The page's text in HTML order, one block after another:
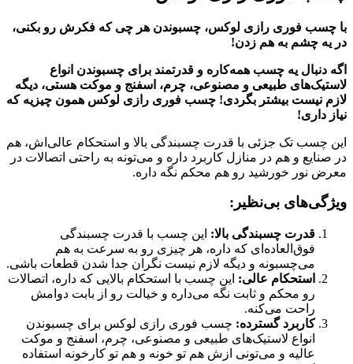
با چسب فوری رازی لوکس، چسبوندن هر چی که فکرش رو بکنی،
در یه چشم به هم زدن!
اگه دنبال یه چسب همه‌کاره و قدرتمند برای چسبوندن انواع
لاستیک‌های طبیعی و مصنوعی، چرم، اسفنج و موکت هستی، دیگه
لازم نیست بیشتر بگردی! چسب فوری رازی لوکس همون چیزیه که
نیاز داری!
این چسب تک جزئی با قدرت چسبندگی بالا و استحکام عالی‌اش، هم
در صنایع و هم در منازل کاربرد داره و می‌تونه به راحتی اتصالات در
معرض نور خورشید رو هم محکم نگه داره.
ویژگی‌های بی‌نظیر:
قدرت چسبندگی بالا: این چسب با قدرت چسبندگی
فوق‌العاده‌ای که داره، هر چیزی رو به سرعت به هم
می‌چسبونه و دیگه لازم نیست نگران جدا شدن قطعات باشی.
استحکام عالی: این چسب با استحکام بالایی که داره، اتصالات
رو محکم و ثابت نگه می‌داره و خیالت رو از بابت دوامش
راحت می‌کنه.
کاربرد گسترده: چسب فوری رازی لوکس برای چسبوندن
انواع لاستیک‌های طبیعی و مصنوعی، چرم، اسفنج و موکت
عالیه و می‌تونی ازش هم تو خونه و هم تو کارخونه استفاده